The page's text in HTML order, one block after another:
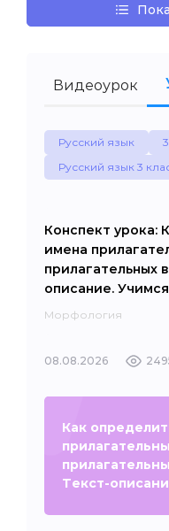
Видеоурок
Русский язык
Русский язык 3
Конспект урока:
имена
прилагательных
описание.
Морфология
08.08.2026
Как
Текст-